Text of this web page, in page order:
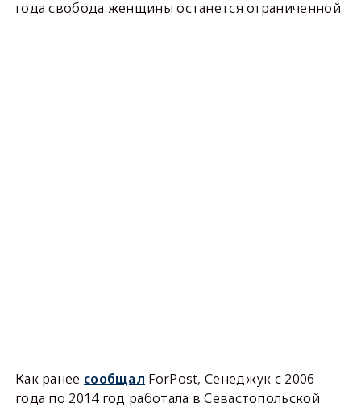
года свобода женщины останется ограниченной.
Как ранее сообщал ForPost, Сенеджук с 2006
года по 2014 год работала в Севастопольской